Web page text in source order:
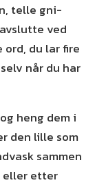
telle gni-
ved
du lar fire
når du har
heng dem i
den lille som
sammen
eller etter